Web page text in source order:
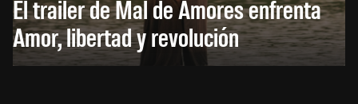
El trailer de Mal de Amores enfrenta
Amor, libertad y revolución